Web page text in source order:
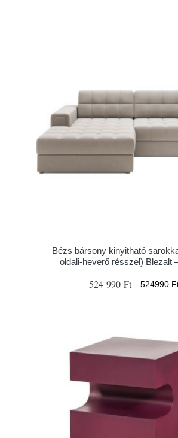
Bézs bársony kinyitható
oldali-heverő résszel) Blezalt
524 990 Ft 524990